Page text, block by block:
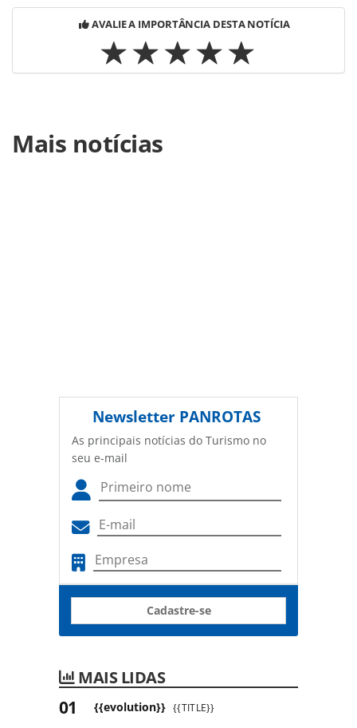
AVALIE A IMPORTÂNCIA DESTA NOTÍCIA
https://www.panrotas.com.br/hotelaria/inauguracoes/
hotel-group-inaugura-mais-duas-unidades-nos-
Mais notícias
Newsletter PANROTAS
As principais notícias do Turismo no
seu e-mail
Cadastre-se
MAIS LIDAS
{{evolution}} {{TITLE}}